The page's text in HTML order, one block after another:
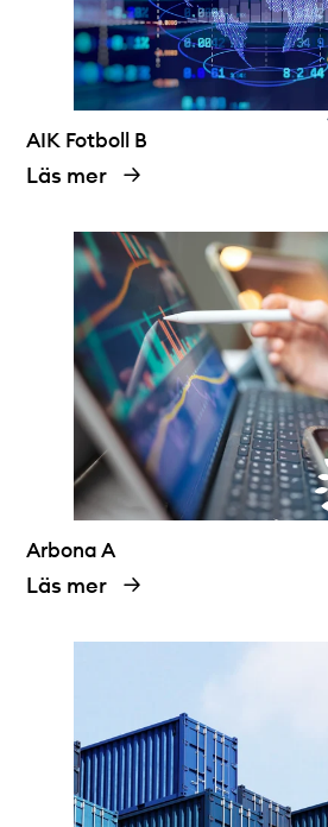
AIK Fotboll B
Läs mer
Arbona A
Läs mer